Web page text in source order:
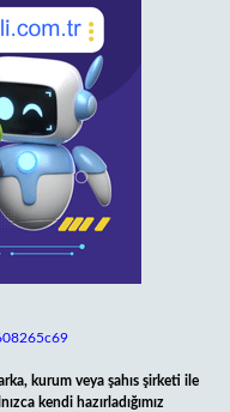
kurum veya şahıs şirketi ile
kendi hazırladığımız